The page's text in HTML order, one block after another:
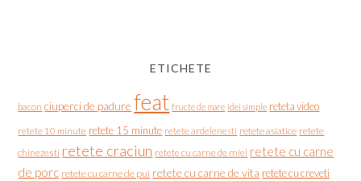
ETICHETE
bacon ciuperci de padure feat fructe de mare idei simple reteta video
retete 10 minute retete 15 minute retete ardelenesti retete asiatice retete
chinezesti retete craciun retete cu carne de miel retete cu carne
de porc retete cu carne de pui retete cu carne de vita retete cu creveti